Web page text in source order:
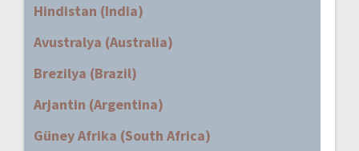
Hindistan (India)
Avustralya (Australia)
Brezilya (Brazil)
Arjantin (Argentina)
Güney Afrika (South Africa)